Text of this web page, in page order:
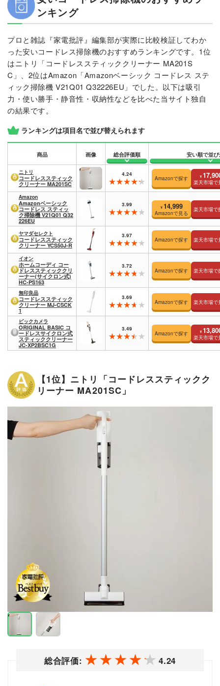
ンキング
プロと雑誌『家電批評』編集部が実際に比較検証してわか
った安いコードレス掃除機のおすすめランキングです。1位
はニトリ「コードレススティッククリーナー MA201S
C」、2位はAmazon「Amazonベーシック コードレス ステ
ィック掃除機 V21Q01 Q32226EU」でした。以下は吸引
力・使い勝手・静音性・収納性などを比べた当サイト独自
の結果です。
ランキングは項目名で並び替えられます
商品 画像 総合評価順 安い順で並
ニトリ
コードレススティック
クリーナー MA201SC
4.24
Amazonで探す ¥
楽天市場で
Amazon
Amazonベーシック
コードレス スティッ
ク掃除機 V21Q01 Q32
226EU
3.99 ¥ 14,999
Amazonで見る
楽天市場で
ヤマダセレクト
コードレススティック
クリーナー YCS50J-R
3.97
Amazonで探す 楽天市場で
イオン
ホームコーディ コー
ドレススティッククリ
ーナー(サイクロン式)
HC-PS163
3.72
Amazonで探す 楽天市場で
無印良品
コードレススティック
クリーナー MJ-CSCK
1
3.69
Amazonで探す 楽天市場で
ビックカメラ
ORIGINAL BASIC コ
ードレスサイクロン式
スティッククリーナー
JC-XP2BSC1G
3.49
Amazonで探す ¥
楽天市場で
【1位】ニトリ「コードレススティックク
リーナー MA201SC」
総合評価: 4.24